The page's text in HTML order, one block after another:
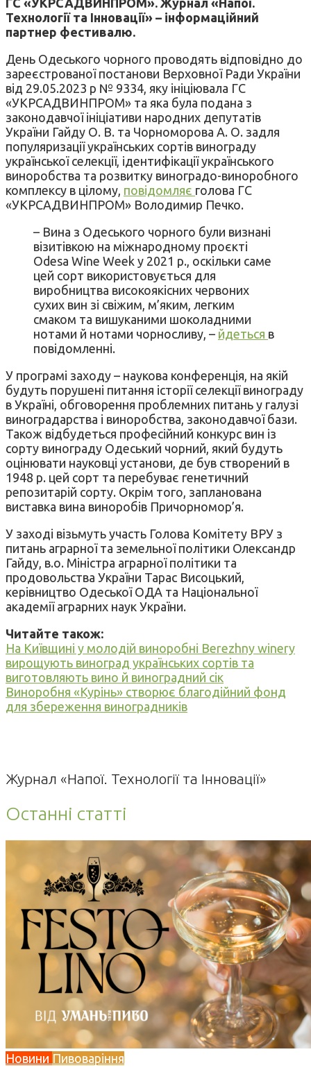
Технології та Інновації» – інформаційний
партнер фестивалю.
День Одеського чорного проводять відповідно до
зареєстрованої постанови Верховної Ради України
від 29.05.2023 р № 9334, яку ініціювала ГС
«УКРСАДВИНПРОМ» та яка була подана з
законодавчої ініціативи народних депутатів
України Гайду О. В. та Чорноморова А. О. задля
популяризації українських сортів винограду
української селекції, ідентифікації українського
виноробства та розвитку виноградо-виноробного
комплексу в цілому, повідомляє голова ГС
«УКРСАДВИНПРОМ» Володимир Печко.
– Вина з Одеського чорного були визнані
візитівкою на міжнародному проєкті
Odesa Wine Week у 2021 р., оскільки саме
цей сорт використовується для
виробництва високоякісних червоних
сухих вин зі свіжим, м’яким, легким
смаком та вишуканими шоколадними
нотами й нотами чорносливу, – йдеться в
повідомленні.
У програмі заходу – наукова конференція, на якій
будуть порушені питання історії селекції винограду
в Україні, обговорення проблемних питань у галузі
виноградарства і виноробства, законодавчої бази.
Також відбудеться професійний конкурс вин із
сорту винограду Одеський чорний, який будуть
оцінювати науковці установи, де був створений в
1948 р. цей сорт та перебуває генетичний
репозитарій сорту. Окрім того, запланована
виставка вина виноробів Причорномор’я.
У заході візьмуть участь Голова Комітету ВРУ з
питань аграрної та земельної політики Олександр
Гайду, в.о. Міністра аграрної політики та
продовольства України Тарас Висоцький,
керівництво Одеської ОДА та Національної
академії аграрних наук України.
Читайте також:
На Київщині у молодій виноробні Berezhny winery
вирощують виноград українських сортів та
виготовляють вино й виноградний сік
Виноробня «Курінь» створює благодійний фонд
для збереження виноградників
Журнал «Напої. Технології та Інновації»
Останні статті
Новини Пивоваріння